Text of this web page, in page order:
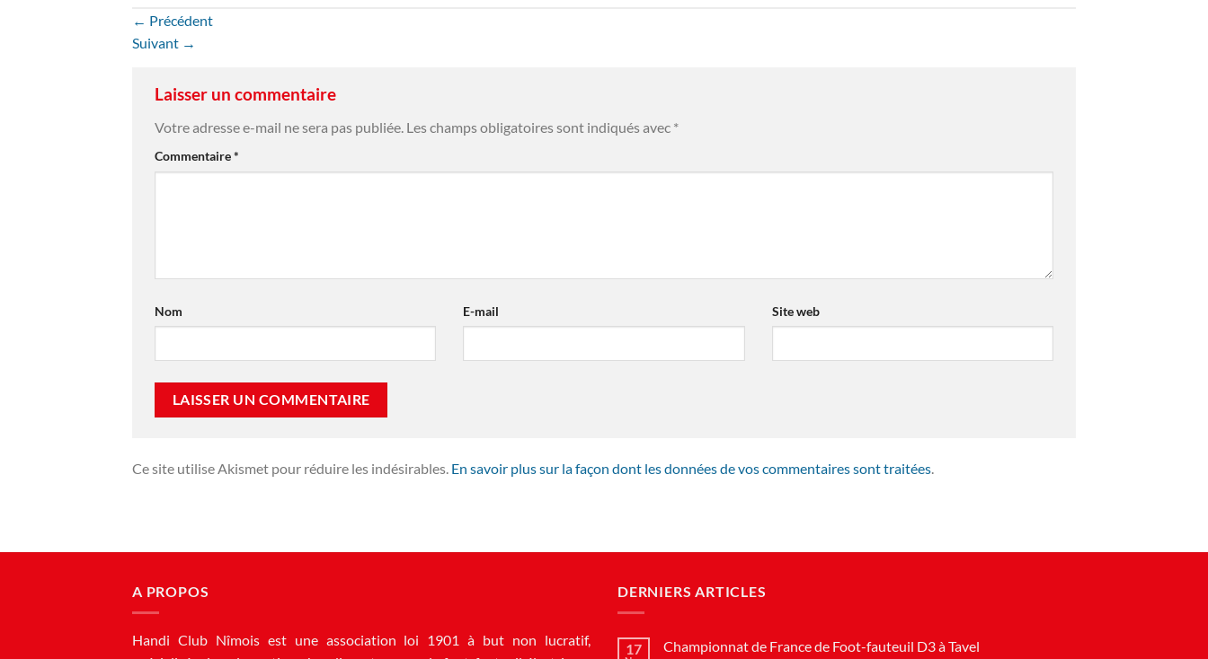
← Précédent
Suivant →
Laisser un commentaire
Votre adresse e-mail ne sera pas publiée. Les champs obligatoires sont indiqués avec *
Commentaire*
Nom E-mail Site web
Ce site utilise Akismet pour réduire les indésirables. En savoir plus sur la façon dont les données de vos commentaires sont traitées.
A PROPOS
Handi Club Nîmois est une association loi 1901 à but non lucratif,
DERNIERS ARTICLES
17 Championnat de France de Foot-fauteuil D3 à Tavel